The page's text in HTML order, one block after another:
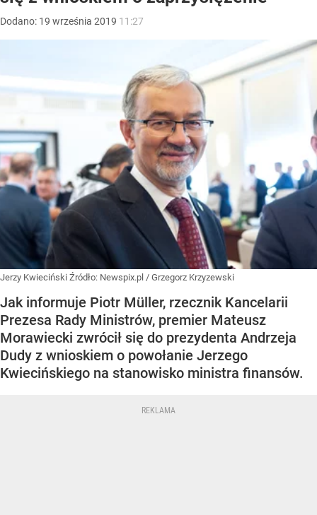
Dodano: 19 września 2019 11:27
Jerzy Kwieciński Źródło: Newspix.pl / Grzegorz Krzyzewski
Jak informuje Piotr Müller, rzecznik Kancelarii
Prezesa Rady Ministrów, premier Mateusz
Morawiecki zwrócił się do prezydenta Andrzeja
Dudy z wnioskiem o powołanie Jerzego
Kwiecińskiego na stanowisko ministra finansów.